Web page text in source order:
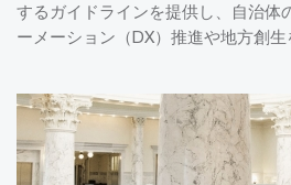
するガイドラインを提供し、自治体
ーメーション（DX）推進や地方創生